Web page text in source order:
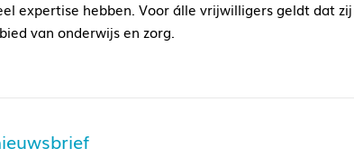
expertise hebben. Voor álle vrijwilligers geldt dat
van onderwijs en zorg.